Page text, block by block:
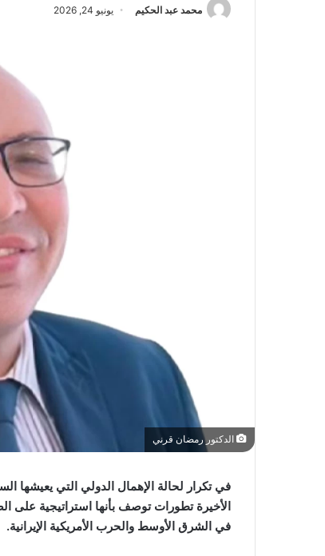
محمد عبد الحكيم يونيو 24, 2026
الدكتور رمضان قرني
الأخيرة تطورات توصف بأنها استراتيجية على
في الشرق الأوسط والحرب الأمريكية الإيرانية.